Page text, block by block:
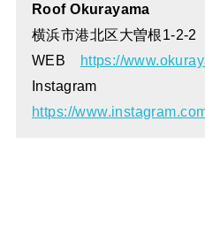
Roof Okurayama
横浜市港北区大曽根1-2-2
WEB https://
Instagram
https://